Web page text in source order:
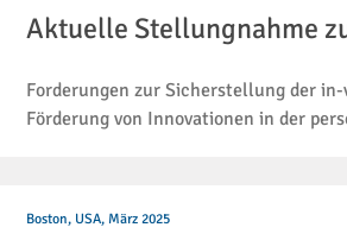
IVDRAktuelle Stellungnahme
Forderungen zur Sicherstellung der
Förderung von Innovationen in der
Boston, USA, März 2025